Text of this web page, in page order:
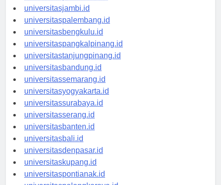
universitaspekanbaru.id
universitasjambi.id
universitaspalembang.id
universitasbengkulu.id
universitaspangkalpinang.id
universitastanjungpinang.id
universitasbandung.id
universitassemarang.id
universitasyogyakarta.id
universitassurabaya.id
universitasserang.id
universitasbanten.id
universitasbali.id
universitasdenpasar.id
universitaskupang.id
universitaspontianak.id